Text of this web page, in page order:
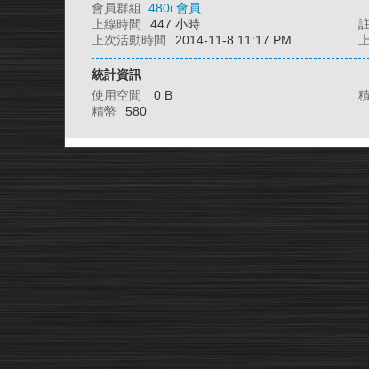
會員群組 480i 會員
上線時間
447 小時
上次活動時間
2014-11-8 11:17 PM
統計資訊
使用空間
0 B
精幣
580